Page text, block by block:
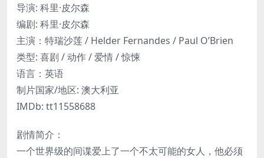
导演: 科里·皮尔森
编剧: 科里·皮尔森
主演：特瑞沙莲 / Helder Fernandes / Paul O’Brien
类型: 喜剧 / 动作 / 爱情 / 惊悚
语言：英语
制片国家/地区: 澳大利亚
IMDb: tt11558688
剧情简介：
一个世界级的间谍爱上了一个不太可能的女人，他必须